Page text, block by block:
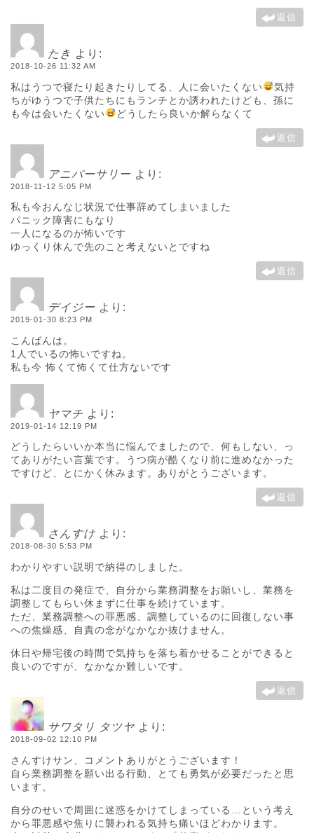
返信
たき より:
2018-10-26 11:32 AM
私はうつで寝たり起きたりしてる、人に会いたくない
気持
ちがゆうつで子供たちにもランチとか誘われたけども、孫に
も今は会いたくない
どうしたら良いか解らなくて
返信
アニバーサリー より:
2018-11-12 5:05 PM
私も今おんなじ状況で仕事辞めてしまいました
パニック障害にもなり
一人になるのが怖いです
ゆっくり休んで先のこと考えないとですね
返信
デイジー より:
2019-01-30 8:23 PM
こんばんは。
1人でいるの怖いですね。
私も今 怖くて怖くて仕方ないです
ヤマチ より:
2019-01-14 12:19 PM
どうしたらいいか本当に悩んでましたので、何もしない、っ
てありがたい言葉です。うつ病が酷くなり前に進めなかった
ですけど、とにかく休みます。ありがとうございます。
返信
さんすけ より:
2018-08-30 5:53 PM
わかりやすい説明で納得のしました。
私は二度目の発症で、自分から業務調整をお願いし、業務を
調整してもらい休まずに仕事を続けています。
ただ、業務調整への罪悪感、調整しているのに回復しない事
への焦燥感、自責の念がなかなか抜けません。
休日や帰宅後の時間で気持ちを落ち着かせることができると
良いのですが、なかなか難しいです。
返信
サワタリ タツヤ より:
2018-09-02 12:10 PM
さんすけサン、コメントありがとうございます！
自ら業務調整を願い出る行動、とても勇気が必要だったと思
います。
自分のせいで周囲に迷惑をかけてしまっている…という考え
から罪悪感や焦りに襲われる気持ち痛いほどわかります。